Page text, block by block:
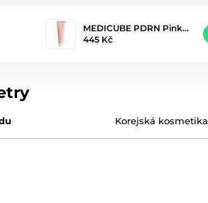
MEDICUBE PDRN Pink…
445 Kč
Korejská kosmetika